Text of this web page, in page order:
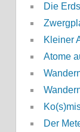
Die
Kleiner
Atome
Der